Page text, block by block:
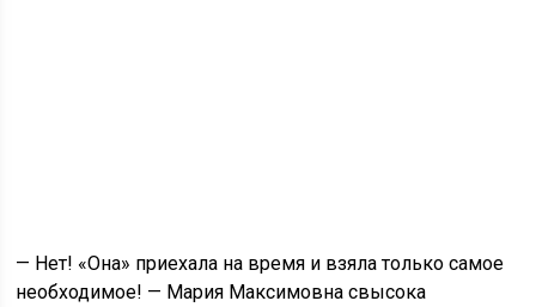
— Нет! «Она» приехала на время и взяла только самое
необходимое! — Мария Максимовна свысока